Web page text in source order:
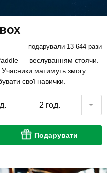
подарували 13 644 рази
— веслуванням стоячи.
матимуть змогу
свої навички.
2 год.
Подарувати